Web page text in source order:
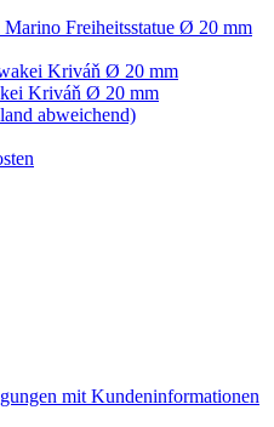
Kriváň Ø 20 mm
abweichend)
mit Kundeninformationen